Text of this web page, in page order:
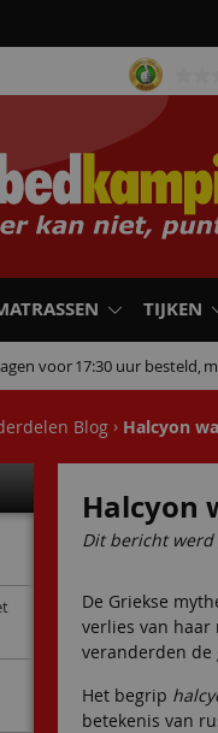
TIJKEN
voor17:30 uur besteld,
Blog Halcyon
Halcyon
Dit bericht werd
De Griekse
verlies van haar
veranderden de
Het begrip
betekenis van